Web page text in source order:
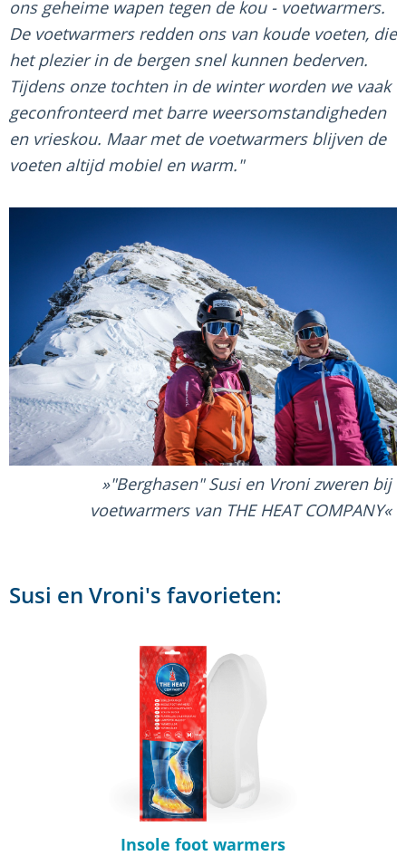
ons geheime wapen tegen de kou - voetwarmers.
De voetwarmers redden ons van koude voeten, die
het plezier in de bergen snel kunnen bederven.
Tijdens onze tochten in de winter worden we vaak
geconfronteerd met barre weersomstandigheden
en vrieskou. Maar met de voetwarmers blijven de
voeten altijd mobiel en warm."
"Berghasen" Susi en Vroni zweren bij
voetwarmers van THE HEAT COMPANY
Susi en Vroni's favorieten:
Insole foot warmers